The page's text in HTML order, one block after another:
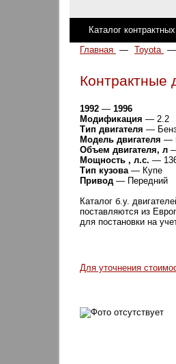
Каталог
Главная — Toyota —
Контрактные
1992 — 1996
Модификация — 2.2
Тип двигателя —
Модель двигателя —
Объем двигателя, л
Мощность , л.с. —
Тип кузова— Купе
Привод — Передний
Каталог б.у.
поставляются из
для постановки на
Для уточнения